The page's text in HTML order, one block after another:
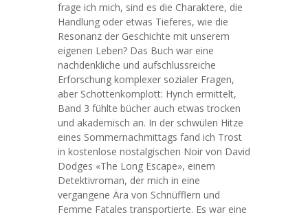
frage ich mich, sind es die Charaktere, die
Handlung oder etwas Tieferes, wie die
Resonanz der Geschichte mit unserem
eigenen Leben? Das Buch war eine
nachdenkliche und aufschlussreiche
Erforschung komplexer sozialer Fragen,
aber Schottenkomplott: Hynch ermittelt,
Band 3 fühlte bücher auch etwas trocken
und akademisch an. In der schwülen Hitze
eines Sommernachmittags fand ich Trost
in kostenlose nostalgischen Noir von David
Dodges «The Long Escape», einem
Detektivroman, der mich in eine
vergangene Ära von Schnüfflern und
Femme Fatales transportierte. Es war eine